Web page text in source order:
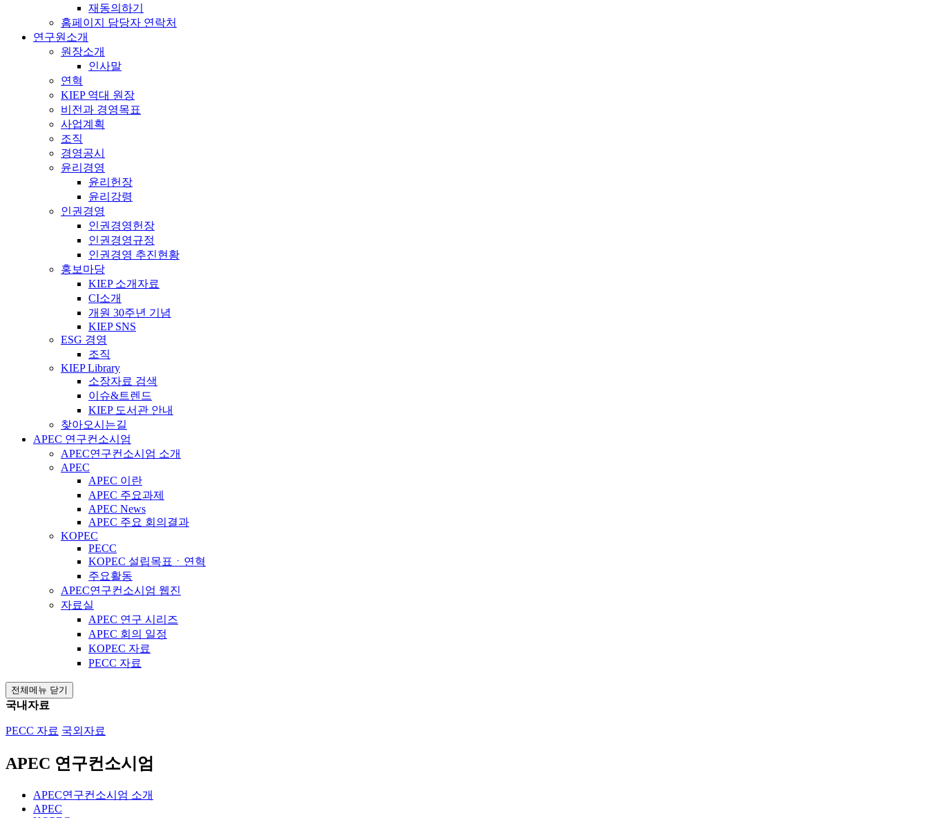
재동의하기
홈페이지 담당자 연락처
연구원소개
원장소개
인사말
연혁
KIEP 역대 원장
비전과 경영목표
사업계획
조직
경영공시
윤리경영
윤리헌장
윤리강령
인권경영
인권경영헌장
인권경영규정
인권경영 추진현황
홍보마당
KIEP 소개자료
CI소개
개원 30주년 기념
KIEP SNS
ESG 경영
조직
KIEP Library
소장자료 검색
이슈&트렌드
KIEP 도서관 안내
찾아오시는길
APEC 연구컨소시엄
APEC연구컨소시엄 소개
APEC
APEC 이란
APEC 주요과제
APEC News
APEC 주요 회의결과
KOPEC
PECC
KOPEC 설립목표ㆍ연혁
주요활동
APEC연구컨소시엄 웹진
자료실
APEC 연구 시리즈
APEC 회의 일정
KOPEC 자료
PECC 자료
전체메뉴 닫기
국내자료
PECC 자료 국외자료
APEC 연구컨소시엄
APEC연구컨소시엄 소개
APEC